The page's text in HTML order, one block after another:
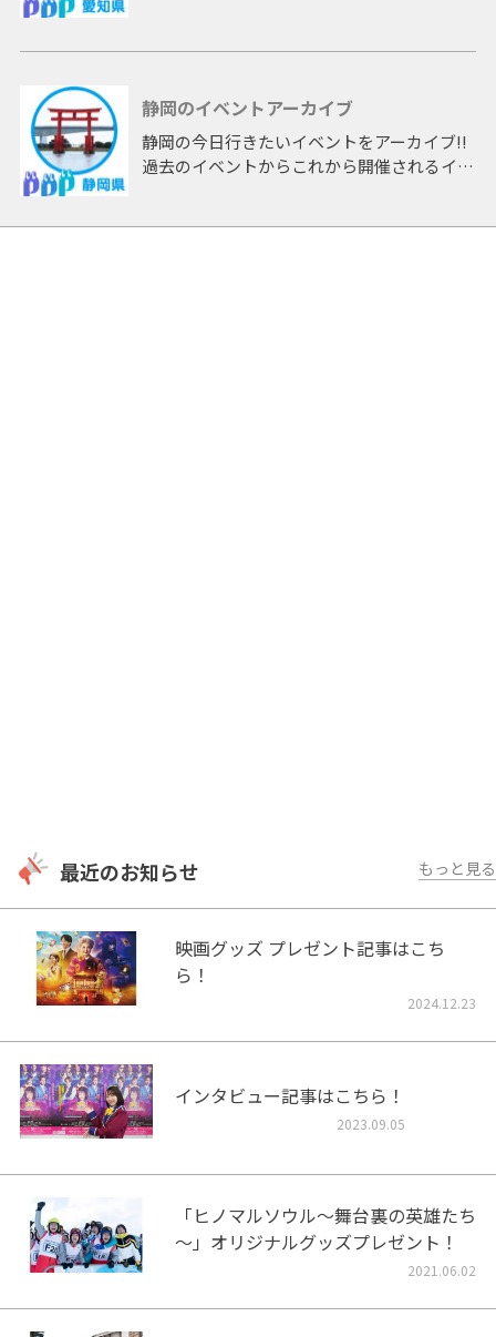
静岡のイベントアーカイブ
静岡の今日行きたいイベントをアーカイブ!!
過去のイベントからこれから開催されるイベ
最近のお知らせ もっと見る
映画グッズ プレゼント記事はこち
ら！
2024.12.23
インタビュー記事はこちら！
2023.09.05
「ヒノマルソウル～舞台裏の英雄たち
～」オリジナルグッズプレゼント！
2021.06.02